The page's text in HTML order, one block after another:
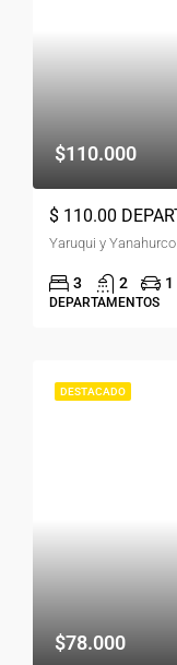
$110.000
Yaruqui y Yanahurco
3 2 1
DEPARTAMENTOS
DESTACADO
$78.000